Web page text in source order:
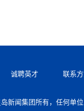
诚聘英才 联系
新闻集团所有，任何单